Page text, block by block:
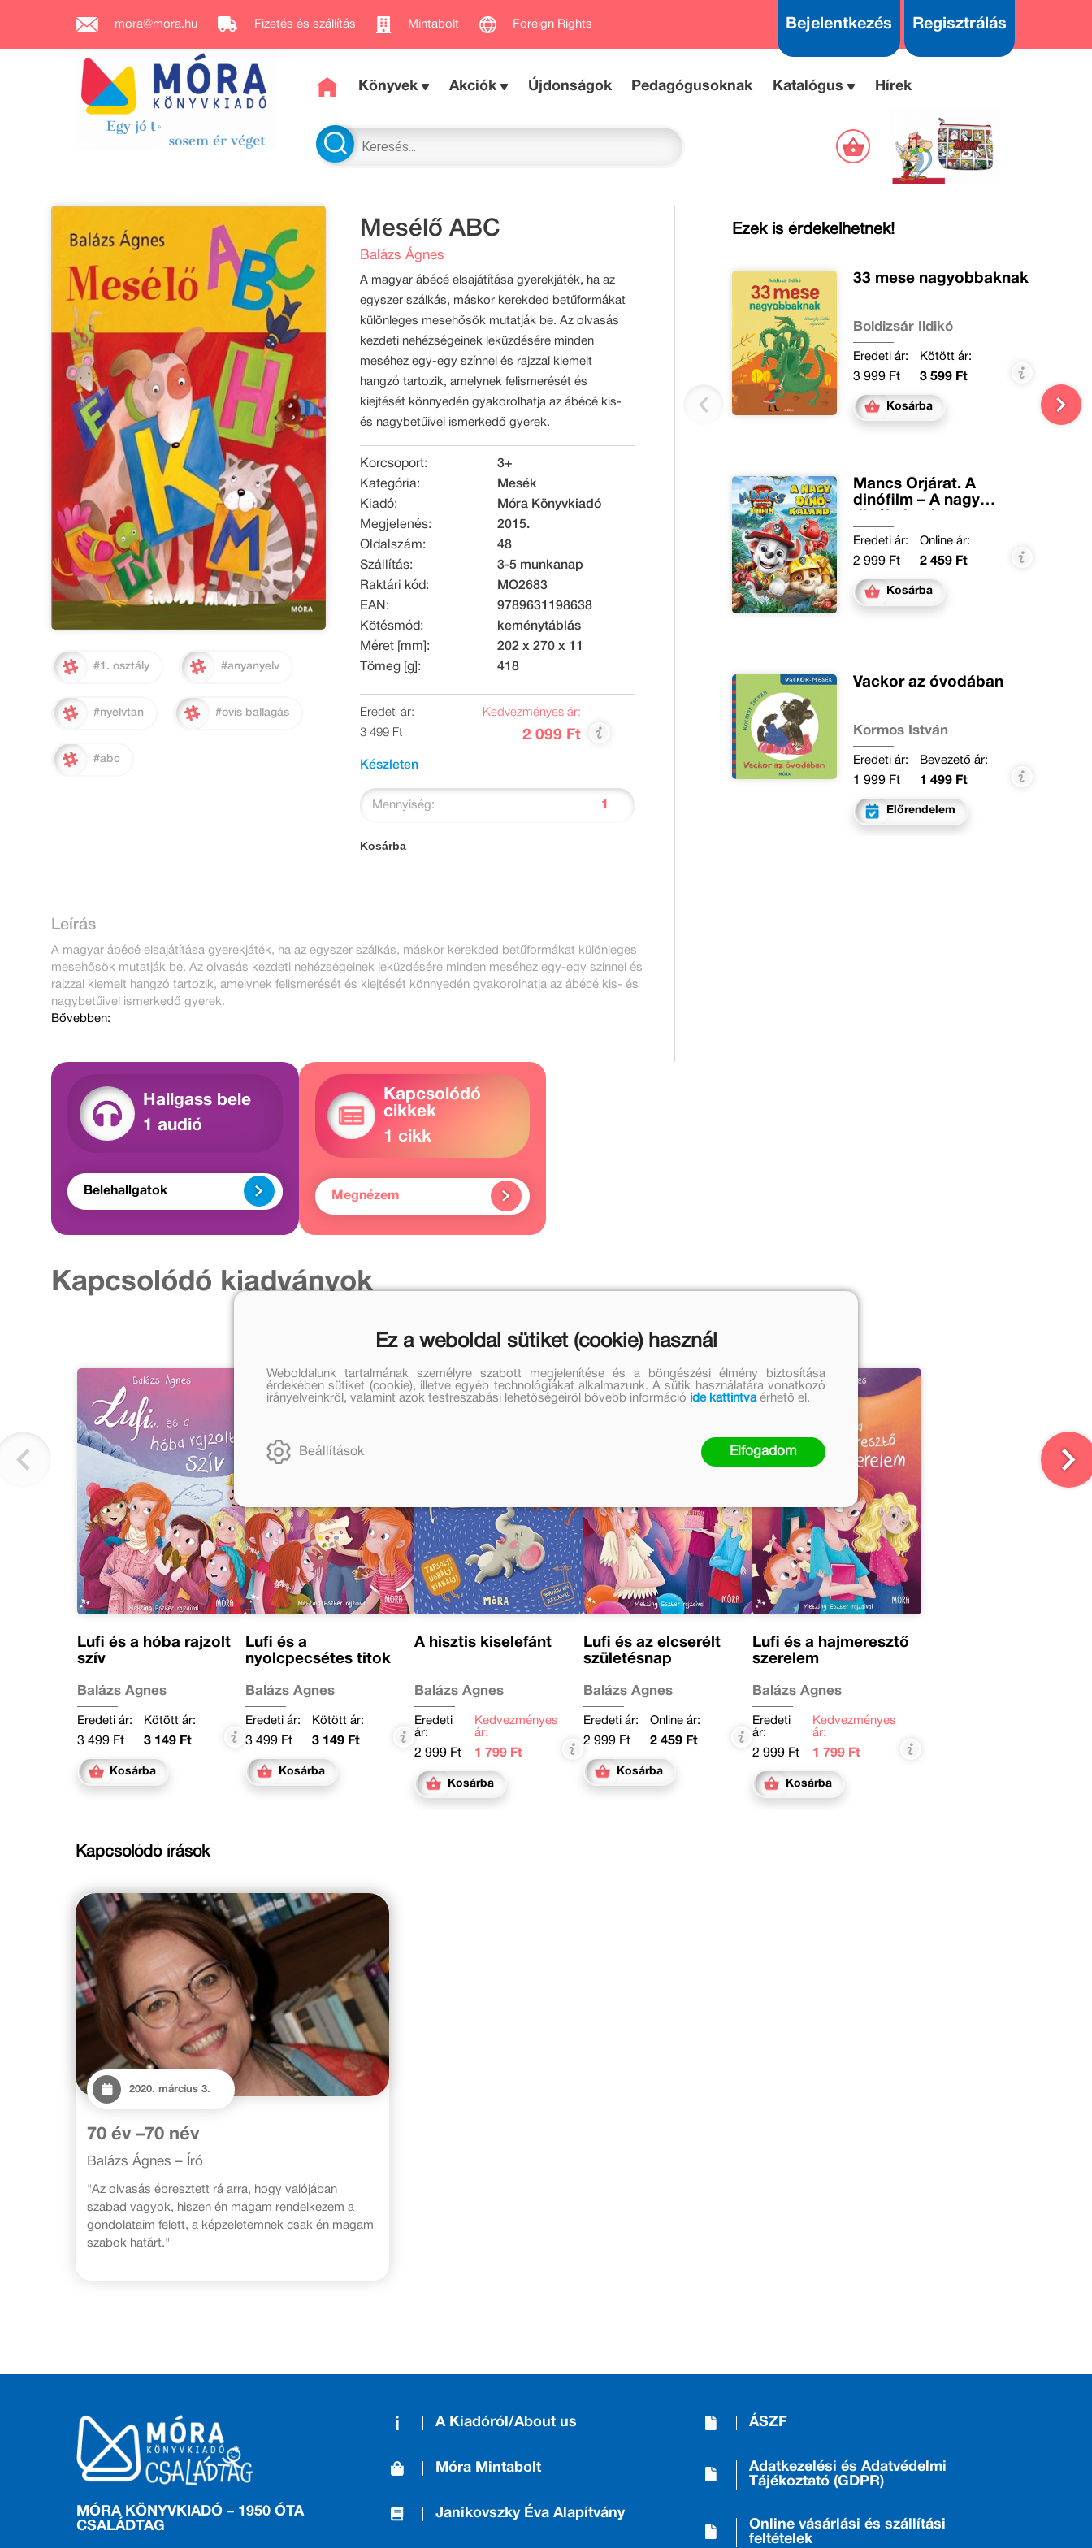
mora@mora.hu Fizetés és szállítás Mintabolt Foreign Rights Bejelentkezés Regisztrálás
Könyvek Akciók Újdonságok Pedagógusoknak Katalógus Hírek
#1. osztály #anyanyelv
#nyelvtan #ovis ballagás
#abc
Mesélő ABC
Balázs Ágnes
A magyar ábécé elsajátítása gyerekjáték, ha az
egyszer szálkás, máskor kerekded betűformákat
különleges mesehősök mutatják be. Az olvasás
kezdeti nehézségeinek leküzdésére minden
meséhez egy-egy színnel és rajzzal kiemelt
hangzó tartozik, amelynek felismerését és
kiejtését könnyedén gyakorolhatja az ábécé kis-
és nagybetűivel ismerkedő gyerek.
Korcsoport:
3+
Kategória:
Mesék
Kiadó:
Móra Könyvkiadó
Megjelenés:
2015.
Oldalszám:
48
Szállítás:
3-5 munkanap
Raktári kód:
MO2683
EAN:
9789631198638
Kötésmód:
keménytáblás
Méret [mm]:
202 x 270 x 11
Tömeg [g]:
418
Eredeti ár:
3 499 Ft
Kedvezményes ár:
2 099 Ft
Készleten
Mennyiség:
Kosárba
Leírás
A magyar ábécé elsajátítása gyerekjáték, ha az egyszer szálkás, máskor kerekded betűformákat különleges
mesehősök mutatják be. Az olvasás kezdeti nehézségeinek leküzdésére minden meséhez egy-egy színnel és
rajzzal kiemelt hangzó tartozik, amelynek felismerését és kiejtését könnyedén gyakorolhatja az ábécé kis- és
nagybetűivel ismerkedő gyerek.
Bővebben:
Ezek is érdekelhetnek!
33 mese nagyobbaknak
Boldizsár Ildikó
Eredeti ár:
3 999 Ft
Kötött ár:
3 599 Ft
Kosárba
Mancs Őrjárat. A
dinófilm – A nagy
Eredeti ár:
2 999 Ft
Online ár:
2 459 Ft
Kosárba
Vackor az óvodában
Kormos István
Eredeti ár:
1 999 Ft
Bevezető ár:
1 499 Ft
Előrendelem
Hallgass bele
1 audió
Belehallgatok
Kapcsolódó
cikkek
1 cikk
Megnézem
Kapcsolódó kiadványok
Lufi és a hóba rajzolt
szív
Balázs Ágnes
Eredeti ár:
3 499 Ft
Kötött ár:
3 149 Ft
Kosárba
Lufi és a
nyolcpecsétes titok
Balázs Ágnes
Eredeti ár:
3 499 Ft
Kötött ár:
3 149 Ft
Kosárba
A hisztis kiselefánt
Balázs Ágnes
Eredeti
ár:
2 999 Ft
Kedvezményes
ár:
1 799 Ft
Kosárba
Lufi és az elcserélt
születésnap
Balázs Ágnes
Eredeti ár:
2 999 Ft
Online ár:
2 459 Ft
Kosárba
Lufi és a hajmeresztő
szerelem
Balázs Ágnes
Eredeti
ár:
2 999 Ft
Kedvezményes
ár:
1 799 Ft
Kosárba
Kapcsolódó írások
2020. március 3.
70 év –70 név
Balázs Ágnes – Író
"Az olvasás ébresztett rá arra, hogy valójában
szabad vagyok, hiszen én magam rendelkezem a
gondolataim felett, a képzeletemnek csak én magam
szabok határt."
MÓRA KÖNYVKIADÓ – 1950 ÓTA
CSALÁDTAG
A Kiadóról/About us
Móra Mintabolt
Janikovszky Éva Alapítvány
ÁSZF
Adatkezelési és Adatvédelmi
Tájékoztató (GDPR)
Online vásárlási és szállítási
feltételek
Ez a weboldal sütiket (cookie) használ
Weboldalunk tartalmának személyre szabott megjelenítése és a böngészési élmény biztosítása
érdekében sütiket (cookie), illetve egyéb technológiákat alkalmazunk. A sütik használatára vonatkozó
irányelveinkről, valamint azok testreszabási lehetőségeiről bővebb információ ide kattintvaérhető el.
Beállítások Elfogadom